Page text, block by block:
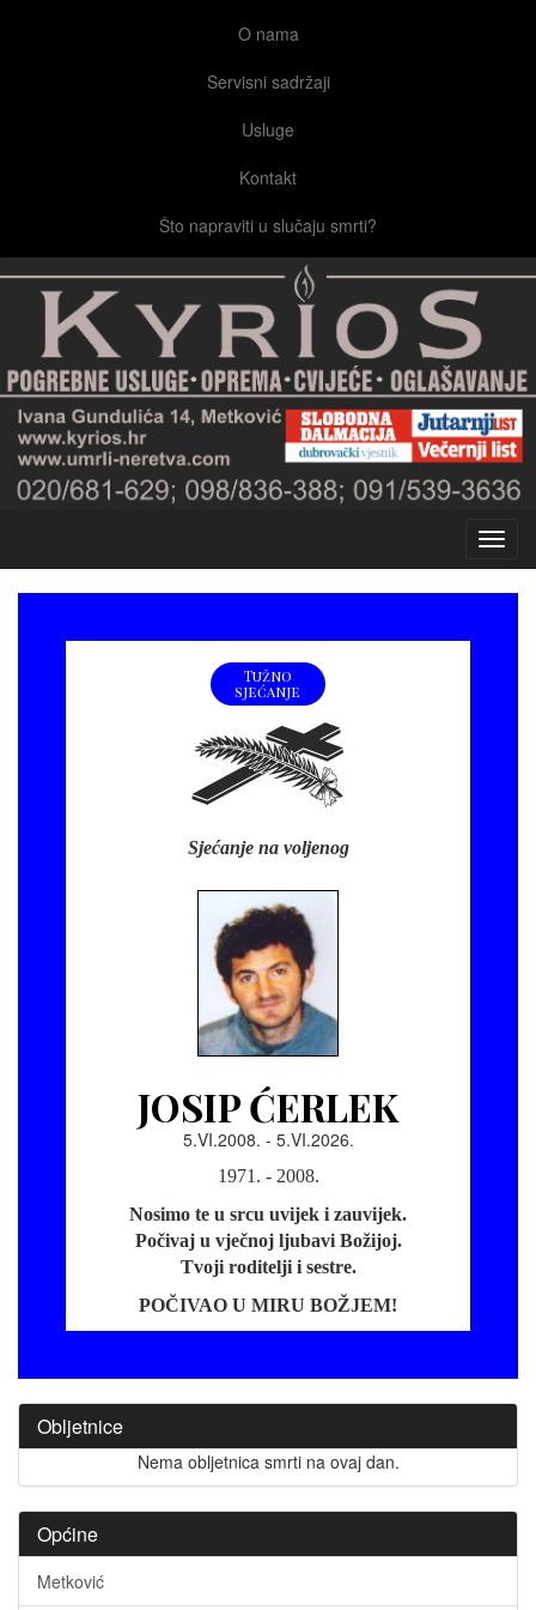
O nama
Servisni sadržaji
Usluge
Kontakt
Što napraviti u slučaju smrti?
Tužno
sjećanje
Sjećanje na voljenog
JOSIP ĆERLEK
5.VI.2008. - 5.VI.2026.
1971. - 2008.
Nosimo te u srcu uvijek i zauvijek.
Počivaj u vječnoj ljubavi Božijoj.
Tvoji roditelji i sestre.
POČIVAO U MIRU BOŽJEM!
Obljetnice
Nema obljetnica smrti na ovaj dan.
Općine
Metković